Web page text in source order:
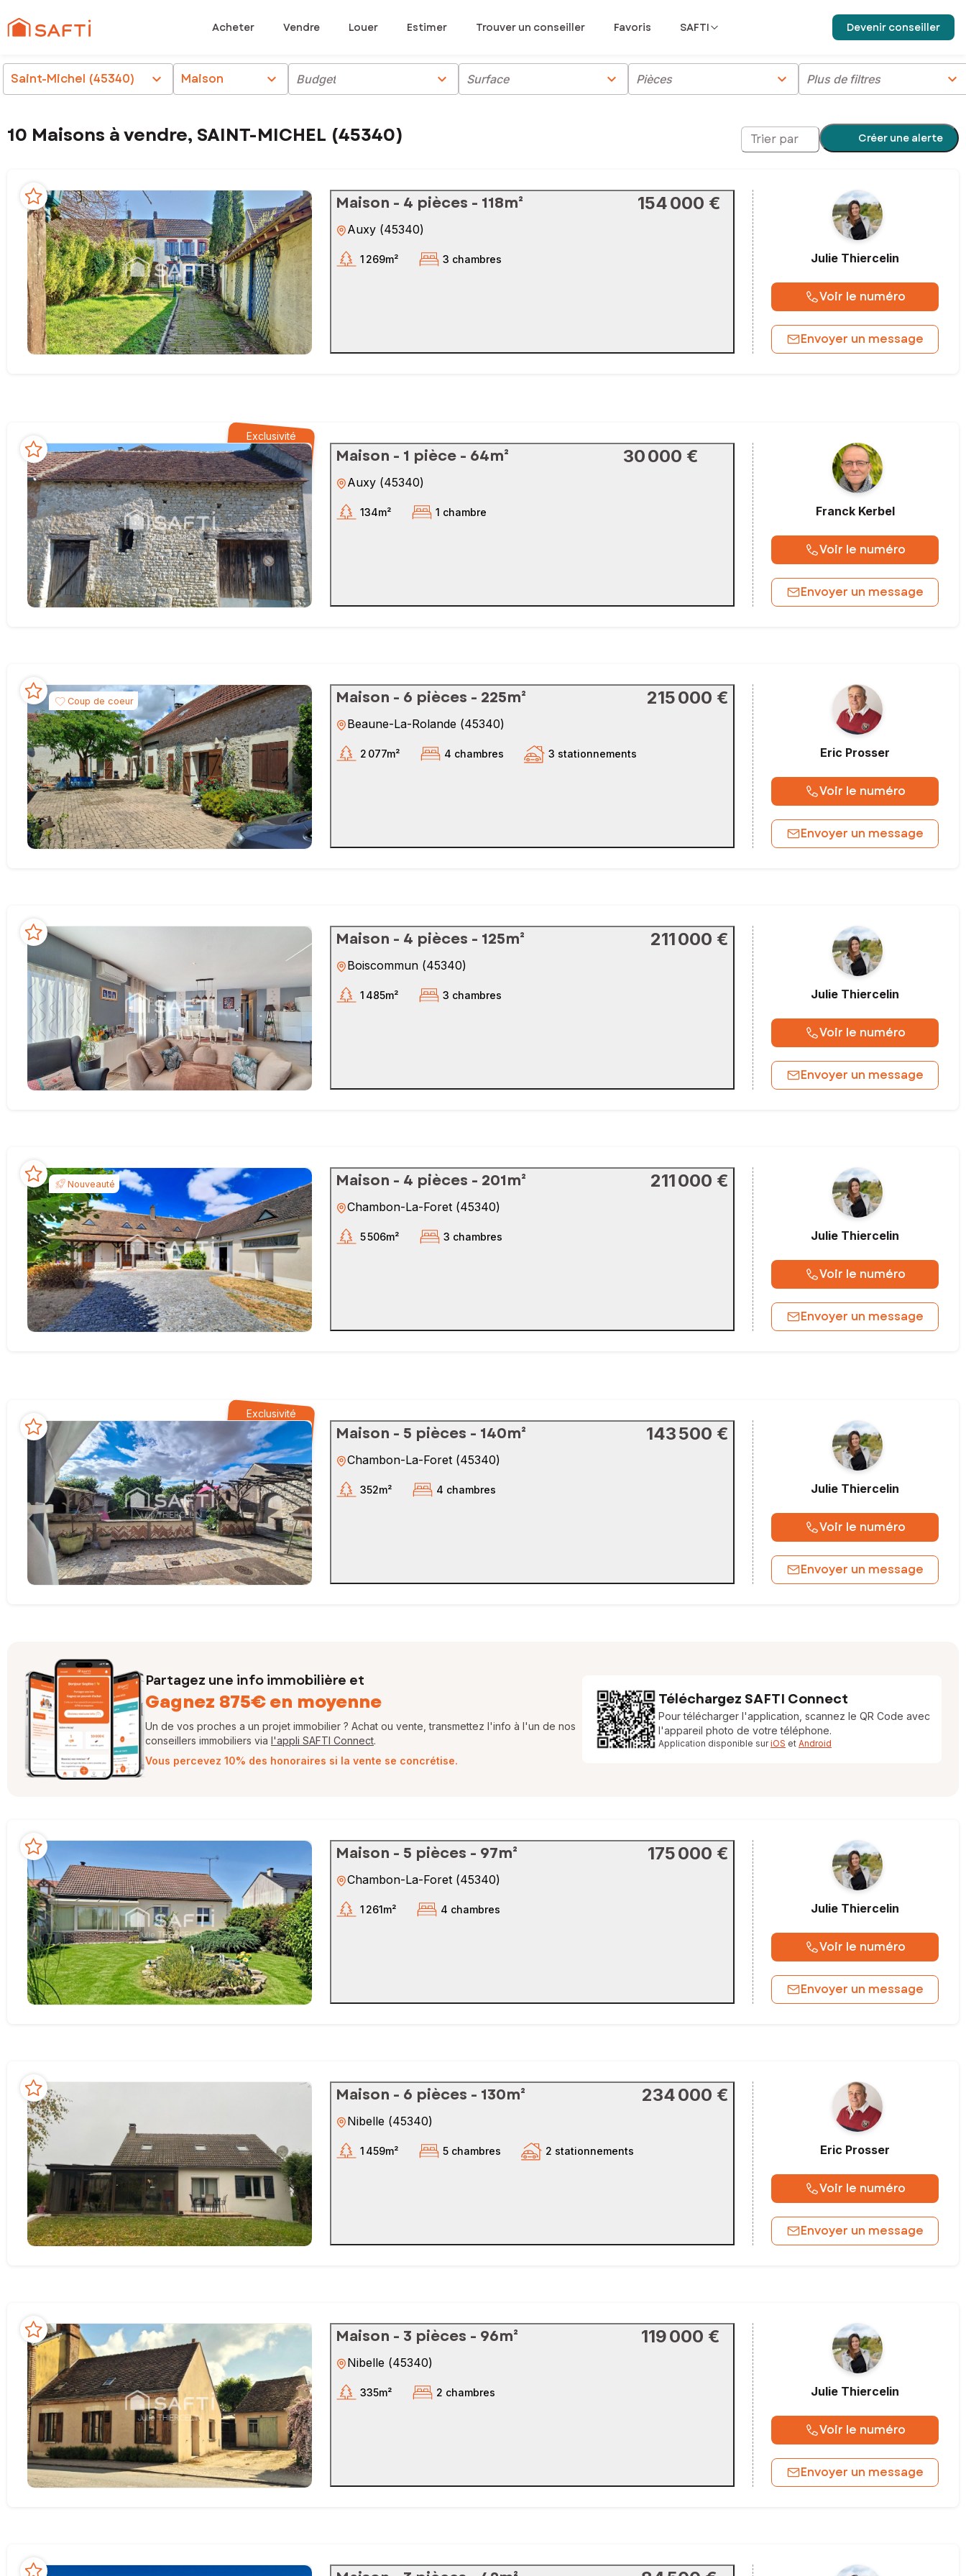
Acheter Vendre Louer Estimer Trouver un conseiller Favoris SAFTI Devenir conseiller
Saint-Michel (45340) chevron_right Maison chevron_right Budget chevron_right Surface chevron_right Pièces chevron_right Plus de filtres chevron_right
10 Maisons à vendre, SAINT-MICHEL (45340) Trier par Créer une alerte
Maison - 4 pièces - 118m² 154 000 €
Auxy (45340)
1 269m² 3 chambres Julie Thiercelin
Voir le numéro
Envoyer un message
Exclusivité
Maison - 1 pièce - 64m² 30 000 €
Auxy (45340)
134m² 1 chambre Franck Kerbel
Voir le numéro
Envoyer un message
Coup de coeur Maison - 6 pièces - 225m² 215 000 €
Beaune-La-Rolande (45340)
2 077m² 4 chambres 3 stationnements Eric Prosser
Voir le numéro
Envoyer un message
Maison - 4 pièces - 125m² 211 000 €
Boiscommun (45340)
1 485m² 3 chambres Julie Thiercelin
Voir le numéro
Envoyer un message
Nouveauté Maison - 4 pièces - 201m² 211 000 €
Chambon-La-Foret (45340)
5 506m² 3 chambres Julie Thiercelin
Voir le numéro
Envoyer un message
Exclusivité
Maison - 5 pièces - 140m² 143 500 €
Chambon-La-Foret (45340)
352m² 4 chambres Julie Thiercelin
Voir le numéro
Envoyer un message
Partagez une info immobilière et
Gagnez 875€ en moyenne
Un de vos proches a un projet immobilier ? Achat ou vente, transmettez l'info à l'un de nos
conseillers immobiliers via l'appli SAFTI Connect.
Vous percevez 10% des honoraires si la vente se concrétise.
Téléchargez SAFTI Connect
Pour télécharger l'application, scannez le QR Code avec
l'appareil photo de votre téléphone.
Application disponible suriOS et Android
Maison - 5 pièces - 97m² 175 000 €
Chambon-La-Foret (45340)
1 261m² 4 chambres Julie Thiercelin
Voir le numéro
Envoyer un message
Maison - 6 pièces - 130m² 234 000 €
Nibelle (45340)
1 459m² 5 chambres 2 stationnements Eric Prosser
Voir le numéro
Envoyer un message
Maison - 3 pièces - 96m² 119 000 €
Nibelle (45340)
335m² 2 chambres Julie Thiercelin
Voir le numéro
Envoyer un message